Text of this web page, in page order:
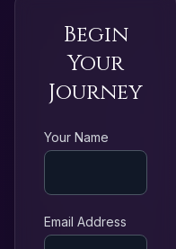
Begin
Your
Journey
Your Name
Email Address